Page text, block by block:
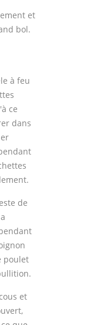
et
bol.
à feu
ce
dans
de
poulet
et